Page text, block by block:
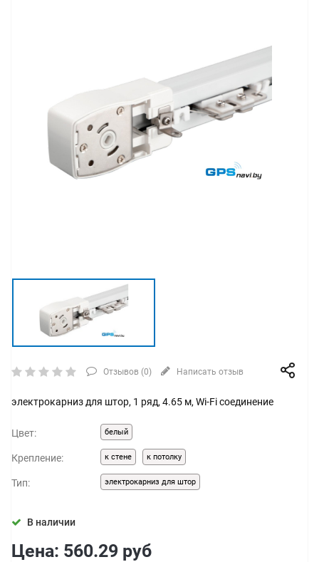
Отзывов (0) Написать отзыв
электрокарниз для штор, 1 ряд, 4.65 м, Wi-Fi соединение
Цвет: белый
Крепление: к стене к потолку
Тип: электрокарниз для штор
В наличии
Цена: 560.29 руб